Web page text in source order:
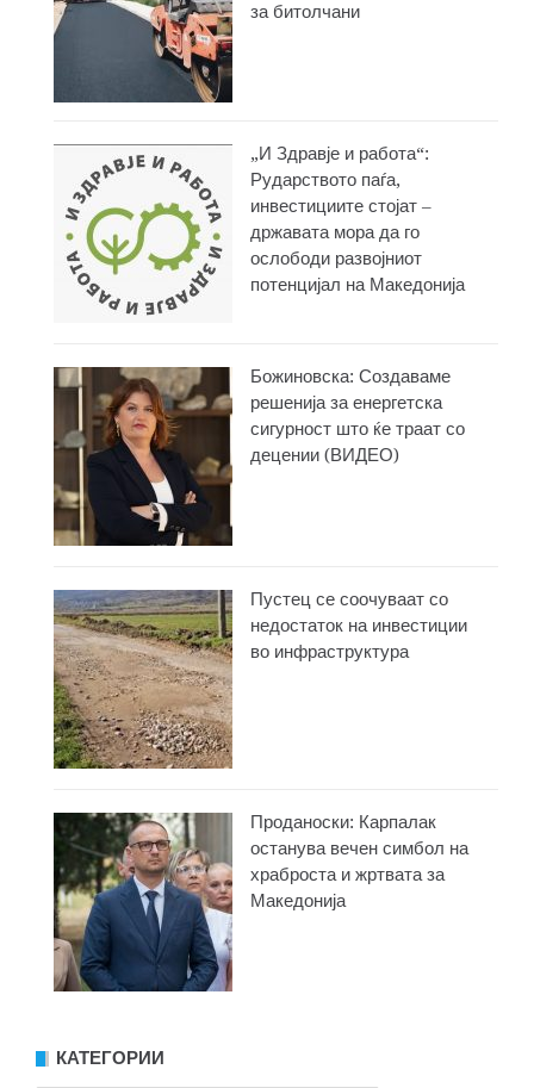
за битолчани
„И Здравје и работа“:
Рударството паѓа,
инвестициите стојат –
државата мора да го
ослободи развојниот
потенцијал на Македонија
Божиновска: Создаваме
решенија за енергетска
сигурност што ќе траат со
децении (ВИДЕО)
Пустец се соочуваат со
недостаток на инвестиции
во инфраструктура
Проданоски: Карпалак
останува вечен симбол на
храброста и жртвата за
Македонија
КАТЕГОРИИ